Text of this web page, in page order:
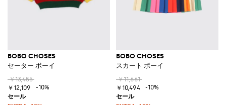
BOBO CHOSES
セーター ボーイ
￥13,455
￥12,109
-10%
BOBO CHOSES
スカート ボーイ
￥11,661
￥10,494
-10%